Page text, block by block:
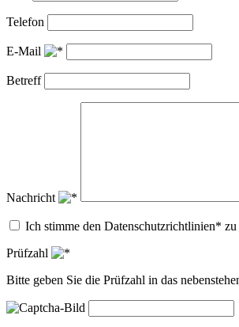
Telefon
E-Mail
Betreff
Nachricht
Ich stimme den Datenschutzrichtlinien* zu
Prüfzahl
Bitte geben Sie die Prüfzahl in das